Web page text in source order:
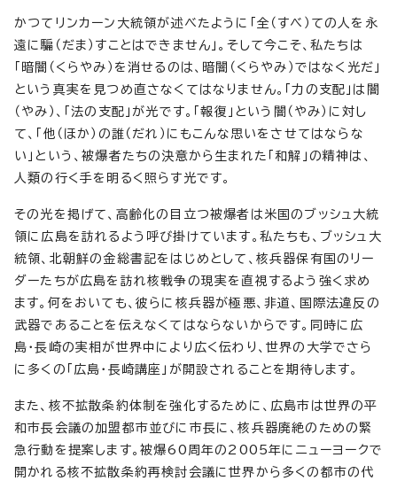
かつてリンカーン大統領が述べたように「全（すべ）ての人を永
遠に騙（だま）すことはできません」。そして今こそ、私たちは
「暗闇（くらやみ）を消せるのは、暗闇（くらやみ）ではなく光だ」
という真実を見つめ直さなくてはなりません。「力の支配」は闇
（やみ）、「法の支配」が光です。「報復」という闇（やみ）に対し
て、「他（ほか）の誰（だれ）にもこんな思いをさせてはならな
い」という、被爆者たちの決意から生まれた「和解」の精神は、
人類の行く手を明るく照らす光です。
その光を掲げて、高齢化の目立つ被爆者は米国のブッシュ大統
領に広島を訪れるよう呼び掛けています。私たちも、ブッシュ大
統領、北朝鮮の金総書記をはじめとして、核兵器保有国のリー
ダーたちが広島を訪れ核戦争の現実を直視するよう強く求め
ます。何をおいても、彼らに核兵器が極悪、非道、国際法違反の
武器であることを伝えなくてはならないからです。同時に広
島・長崎の実相が世界中により広く伝わり、世界の大学でさら
に多くの「広島・長崎講座」が開設されることを期待します。
また、核不拡散条約体制を強化するために、広島市は世界の平
和市長会議の加盟都市並びに市長に、核兵器廃絶のための緊
急行動を提案します。被爆60周年の2005年にニューヨークで
開かれる核不拡散条約再検討会議に世界から多くの都市の代